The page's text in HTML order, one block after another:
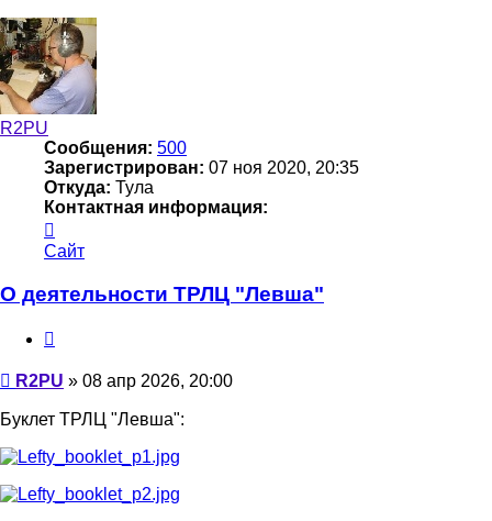
R2PU
Сообщения: 500
Зарегистрирован: 07 ноя 2020, 20:35
Откуда: Тула
Контактная информация:
информация
пользователя
Сайт
О деятельности ТРЛЦ "Левша"
Сообщение
R2PU » 08 апр 2026, 20:00
Буклет ТРЛЦ "Левша":